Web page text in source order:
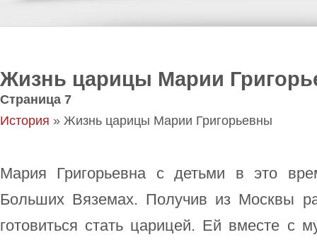
Жизнь царицы Марии
Страница 7
История » Жизнь царицы Марии Григорьевны
Мария Григорьевна с детьми в это
Больших Вяземах. Получив из Москвы
готовиться стать царицей. Ей вместе с